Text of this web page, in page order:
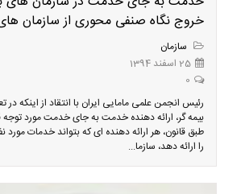
خروج نگاه صنفی محوری از سازمان
سازمان
25 اسفند 1394
0
رئیس انجمن علمی مامایی ایران با انتقاد از اینکه
بیمه گر، ارائه دهنده خدمت به جای خدمت مورد توجه
طبق قانون، هر ارائه دهنده ای که بتواند خدمات مورد
را ارائه دهد، سازما...